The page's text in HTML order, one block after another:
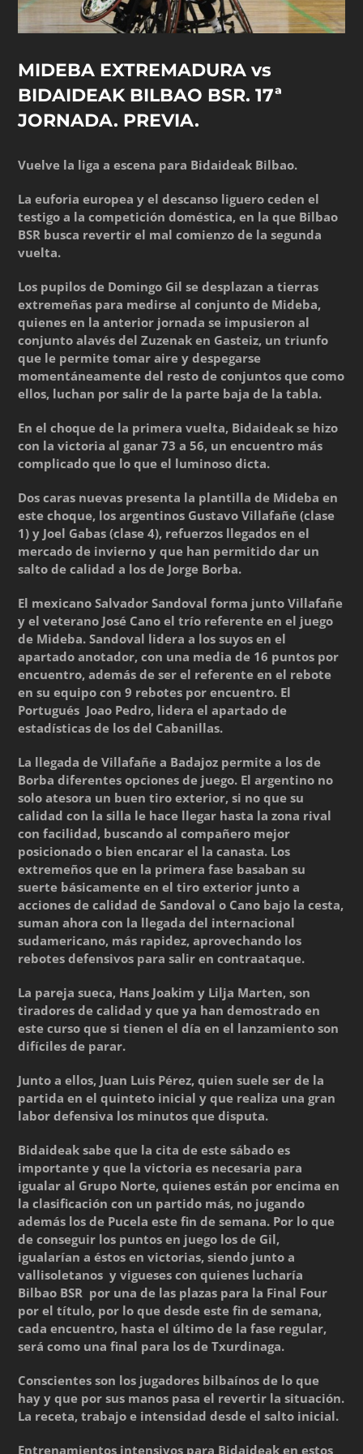
MIDEBA EXTREMADURA vs
BIDAIDEAK BILBAO BSR. 17ª
JORNADA. PREVIA.
Vuelve la liga a escena para Bidaideak Bilbao.
La euforia europea y el descanso liguero ceden el
testigo a la competición doméstica, en la que Bilbao
BSR busca revertir el mal comienzo de la segunda
vuelta.
Los pupilos de Domingo Gil se desplazan a tierras
extremeñas para medirse al conjunto de Mideba,
quienes en la anterior jornada se impusieron al
conjunto alavés del Zuzenak en Gasteiz, un triunfo
que le permite tomar aire y despegarse
momentáneamente del resto de conjuntos que como
ellos, luchan por salir de la parte baja de la tabla.
En el choque de la primera vuelta, Bidaideak se hizo
con la victoria al ganar 73 a 56, un encuentro más
complicado que lo que el luminoso dicta.
Dos caras nuevas presenta la plantilla de Mideba en
este choque, los argentinos Gustavo Villafañe (clase
1) y Joel Gabas (clase 4), refuerzos llegados en el
mercado de invierno y que han permitido dar un
salto de calidad a los de Jorge Borba.
El mexicano Salvador Sandoval forma junto Villafañe
y el veterano José Cano el trío referente en el juego
de Mideba. Sandoval lidera a los suyos en el
apartado anotador, con una media de 16 puntos por
encuentro, además de ser el referente en el rebote
en su equipo con 9 rebotes por encuentro. El
Portugués Joao Pedro, lidera el apartado de
estadísticas de los del Cabanillas.
La llegada de Villafañe a Badajoz permite a los de
Borba diferentes opciones de juego. El argentino no
solo atesora un buen tiro exterior, si no que su
calidad con la silla le hace llegar hasta la zona rival
con facilidad, buscando al compañero mejor
posicionado o bien encarar el la canasta. Los
extremeños que en la primera fase basaban su
suerte básicamente en el tiro exterior junto a
acciones de calidad de Sandoval o Cano bajo la cesta,
suman ahora con la llegada del internacional
sudamericano, más rapidez, aprovechando los
rebotes defensivos para salir en contraataque.
La pareja sueca, Hans Joakim y Lilja Marten, son
tiradores de calidad y que ya han demostrado en
este curso que si tienen el día en el lanzamiento son
difíciles de parar.
Junto a ellos, Juan Luis Pérez, quien suele ser de la
partida en el quinteto inicial y que realiza una gran
labor defensiva los minutos que disputa.
Bidaideak sabe que la cita de este sábado es
importante y que la victoria es necesaria para
igualar al Grupo Norte, quienes están por encima en
la clasificación con un partido más, no jugando
además los de Pucela este fin de semana. Por lo que
de conseguir los puntos en juego los de Gil,
igualarían a éstos en victorias, siendo junto a
vallisoletanos y vigueses con quienes lucharía
Bilbao BSR por una de las plazas para la Final Four
por el título, por lo que desde este fin de semana,
cada encuentro, hasta el último de la fase regular,
será como una final para los de Txurdinaga.
Conscientes son los jugadores bilbaínos de lo que
hay y que por sus manos pasa el revertir la situación.
La receta, trabajo e intensidad desde el salto inicial.
Entrenamientos intensivos para Bidaideak en estos